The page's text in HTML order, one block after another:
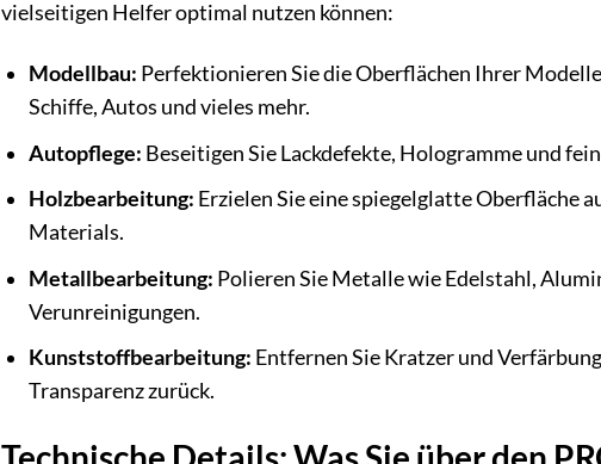
vielseitigen Helfer optimal nutzen können:
Modellbau: Perfektionieren Sie die Oberflächen Ihrer
Schiffe, Autos und vieles mehr.
Autopflege: Beseitigen Sie Lackdefekte, Hologramme und
Holzbearbeitung: Erzielen Sie eine spiegelglatte Oberfläche
Materials.
Metallbearbeitung: Polieren Sie Metalle wie Edelstahl,
Verunreinigungen.
Kunststoffbearbeitung: Entfernen Sie Kratzer und
Transparenz zurück.